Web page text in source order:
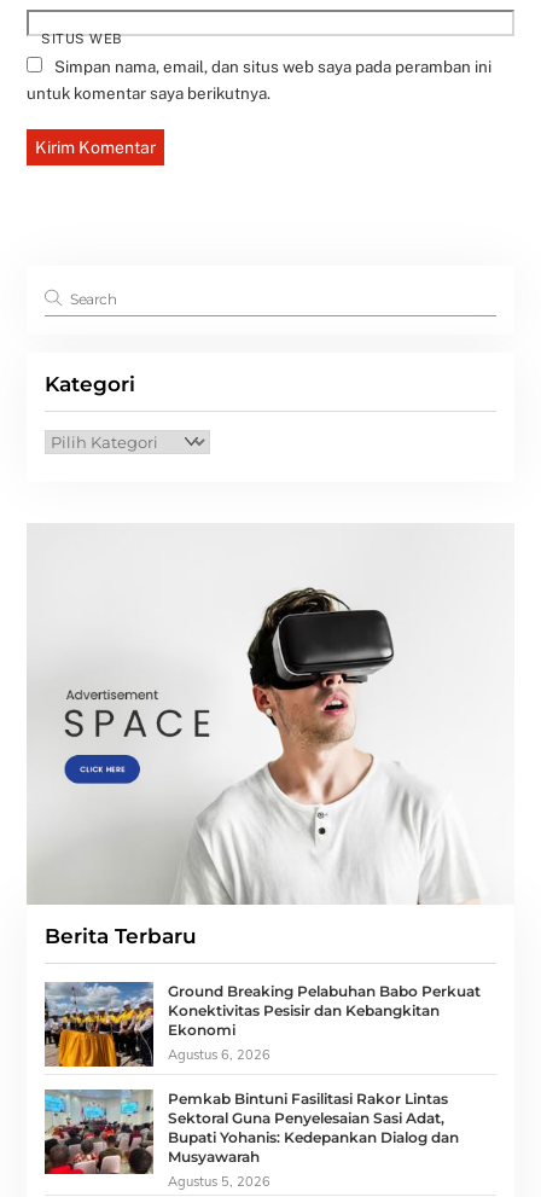
SITUS WEB
Simpan nama, email, dan situs web saya pada peramban ini
untuk komentar saya berikutnya.
Kategori
Kategori
Berita Terbaru
Ground Breaking Pelabuhan Babo Perkuat
Konektivitas Pesisir dan Kebangkitan
Ekonomi
Agustus 6, 2026
Pemkab Bintuni Fasilitasi Rakor Lintas
Sektoral Guna Penyelesaian Sasi Adat,
Bupati Yohanis: Kedepankan Dialog dan
Musyawarah
Agustus 5, 2026